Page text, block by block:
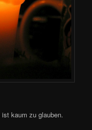
kaum zu glauben.